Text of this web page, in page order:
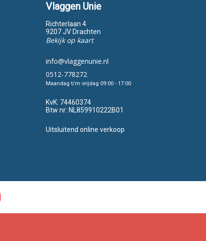
Vlaggen Unie
Richterlaan 4
9207 JV Drachten
Bekijk op kaart
info@vlaggenunie.nl
0512-778272
Maandag t/m vrijdag 09:00 - 17:00
KvK: 74460374
Btw nr: NL859910222B01
Uitsluitend online verkoop